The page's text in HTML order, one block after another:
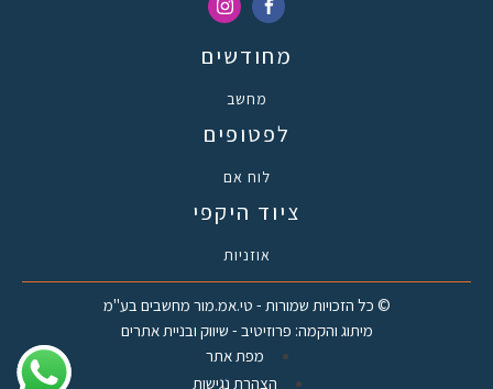
מחודשים
מחשב
לפטופים
לוח אם
ציוד היקפי
אוזניות
© כל הזכויות שמורות - טי.אמ.מור מחשבים בע"מ
מיתוג והקמה: פרוזיטיב - שיווק ובניית אתרים
מפת אתר
הצהרת נגישות